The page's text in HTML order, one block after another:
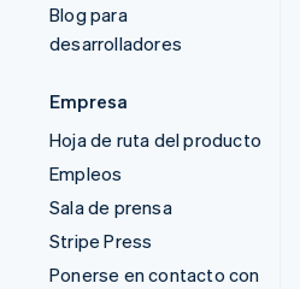
Blog para
desarrolladores
Empresa
Hoja de ruta del producto
Empleos
Sala de prensa
Stripe Press
Ponerse en contacto con